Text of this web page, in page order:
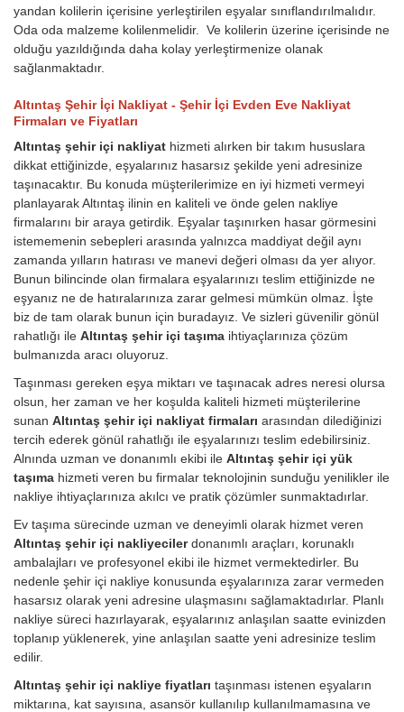
yandan kolilerin içerisine yerleştirilen eşyalar sınıflandırılmalıdır.
Oda oda malzeme kolilenmelidir. Ve kolilerin üzerine içerisinde ne
olduğu yazıldığında daha kolay yerleştirmenize olanak
sağlanmaktadır.
Altıntaş Şehir İçi Nakliyat - Şehir İçi Evden Eve Nakliyat
Firmaları ve Fiyatları
Altıntaş şehir içi nakliyat hizmeti alırken bir takım hususlara
dikkat ettiğinizde, eşyalarınız hasarsız şekilde yeni adresinize
taşınacaktır. Bu konuda müşterilerimize en iyi hizmeti vermeyi
planlayarak Altıntaş ilinin en kaliteli ve önde gelen nakliye
firmalarını bir araya getirdik. Eşyalar taşınırken hasar görmesini
istememenin sebepleri arasında yalnızca maddiyat değil aynı
zamanda yılların hatırası ve manevi değeri olması da yer alıyor.
Bunun bilincinde olan firmalara eşyalarınızı teslim ettiğinizde ne
eşyanız ne de hatıralarınıza zarar gelmesi mümkün olmaz. İşte
biz de tam olarak bunun için buradayız. Ve sizleri güvenilir gönül
rahatlığı ile Altıntaş şehir içi taşıma ihtiyaçlarınıza çözüm
bulmanızda aracı oluyoruz.
Taşınması gereken eşya miktarı ve taşınacak adres neresi olursa
olsun, her zaman ve her koşulda kaliteli hizmeti müşterilerine
sunan Altıntaş şehir içi nakliyat firmaları arasından dilediğinizi
tercih ederek gönül rahatlığı ile eşyalarınızı teslim edebilirsiniz.
Alnında uzman ve donanımlı ekibi ile Altıntaş şehir içi yük
taşıma hizmeti veren bu firmalar teknolojinin sunduğu yenilikler ile
nakliye ihtiyaçlarınıza akılcı ve pratik çözümler sunmaktadırlar.
Ev taşıma sürecinde uzman ve deneyimli olarak hizmet veren
Altıntaş şehir içi nakliyecilerdonanımlı araçları, korunaklı
ambalajları ve profesyonel ekibi ile hizmet vermektedirler. Bu
nedenle şehir içi nakliye konusunda eşyalarınıza zarar vermeden
hasarsız olarak yeni adresine ulaşmasını sağlamaktadırlar. Planlı
nakliye süreci hazırlayarak, eşyalarınız anlaşılan saatte evinizden
toplanıp yüklenerek, yine anlaşılan saatte yeni adresinize teslim
edilir.
Altıntaş şehir içi nakliye fiyatları taşınması istenen eşyaların
miktarına, kat sayısına, asansör kullanılıp kullanılmamasına ve